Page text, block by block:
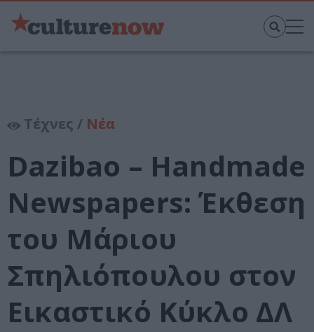
Τέχνες / Νέα
Dazibao – Handmade
Newspapers: Έκθεση
του Μάριου
Σπηλιόπουλου στον
Εικαστικό Κύκλο ΔΛ